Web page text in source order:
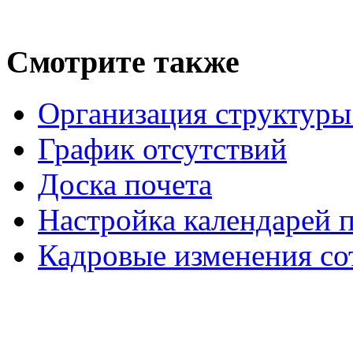
Смотрите также
Организация
График отсутствий
Доска почета
Настройка календарей
Кадровые изменения